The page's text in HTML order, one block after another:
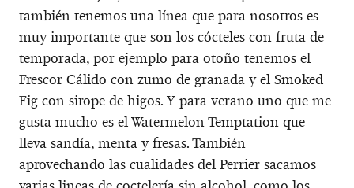
también tenemos una línea que para nosotros es
muy importante que son los cócteles con fruta de
temporada, por ejemplo para otoño tenemos el
Frescor Cálido con zumo de granada y el Smoked
Fig con sirope de higos. Y para verano uno que me
gusta mucho es el Watermelon Temptation que
lleva sandía, menta y fresas. También
aprovechando las cualidades del Perrier sacamos